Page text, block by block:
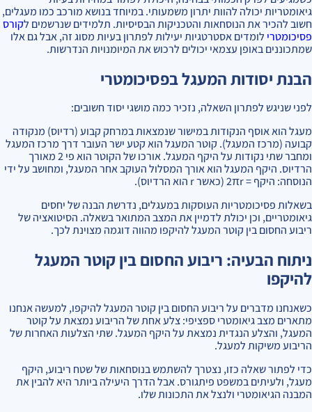
גיאומטריות יכולה להוות יתרון משמעותי. במיוחד בנושא מורכב כמו מעגלים,
חשוב להכיר את הנוסחאות והטכניקות הבסיסיות. תלמידים שנרשמים לקורס
פסיכומטרי לומדים אסטרטגיות יעילות לפתרון בעיות מסוג זה, אבל גם אלו
שמתכוננים באופן עצמאי יכולים לרכוש את המיומנויות הנדרשות.
הבנת יסודות המעגל בפסיכומטרי
לפני שניגש לפתרון השאלה, נזכיר כמה מושגי יסוד חשובים:
מעגל הוא אוסף הנקודות במישור שנמצאות במרחק קבוע (רדיוס) מנקודה
קבועה (מרכז המעגל). קוטר המעגל הוא קטע ישר העובר דרך מרכז המעגל
ומחבר שתי נקודות על היקף המעגל. אורכו של הקוטר הוא פי 2 מאורך
הרדיוס. היקף המעגל הוא אורך המסלול העוקב אחר המעגל, ומחושב על ידי
הנוסחה: היקף = 2πr (כאשר r הוא הרדיוס).
בשאלות פסיכומטריות העוסקות במעגלים, נדרשת הבנה של יחסים
גיאומטריים, וכן יכולת לדמיין את המצב המתואר בשאלה. הסיטואציה של
ריבוע החסום בין קוטר המעגל להיקפו מהווה דוגמה מצוינת לכך.
ניתוח הבעיה: ריבוע החסום בין קוטר המעגל
להיקפו
כשאנחנו מדברים על ריבוע החסום בין קוטר המעגל להיקפו, למעשה אנחנו
מתארים מצב גיאומטרי ספציפי: צלע אחת של הריבוע נמצאת על קוטר
המעגל, והצלע הנגדית נמצאת על היקף המעגל. שתי הצלעות האחרות של
הריבוע משיקות למעגל.
כדי לפתור שאלה כזו, נצטרך להשתמש בנוסחאות של שטח ריבוע, היקף
מעגל, ולעיתים במשפט פיתגורס. אבל הדרך היעילה ביותר היא להבין את
המבנה הגיאומטרי ולנצל את התכונות שלו.